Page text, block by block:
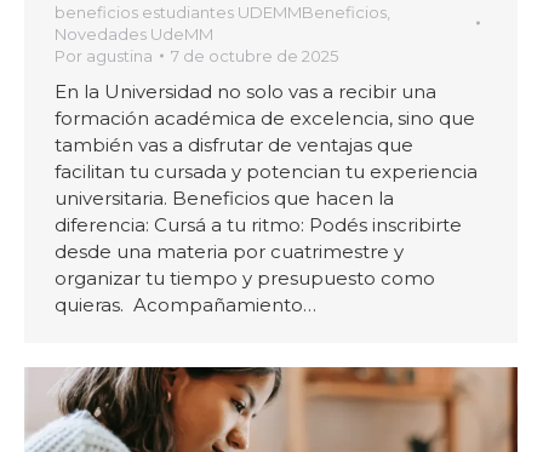
beneficios estudiantes UDEMMBeneficios
Novedades UdeMM
Por agustina 7 de octubre de 2025
En la Universidad no solo vas a recibir una
formación académica de excelencia, sino que
también vas a disfrutar de ventajas que
facilitan tu cursada y potencian tu experiencia
universitaria. Beneficios que hacen la
diferencia: Cursá a tu ritmo: Podés inscribirte
desde una materia por cuatrimestre y
organizar tu tiempo y presupuesto como
quieras. Acompañamiento…